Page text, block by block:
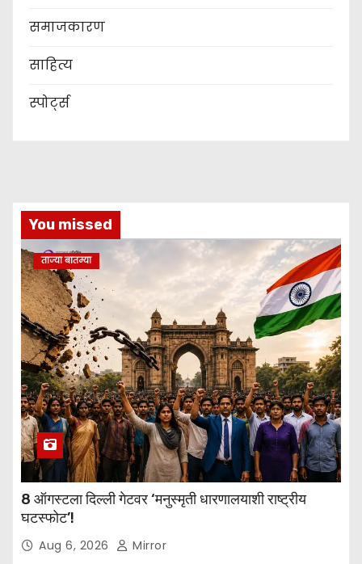
समाजकारण
साहित्य
स्पोर्ट्स
You missed
ताज्या बातम्या
8 ऑगस्टला दिल्ली गेटवर ‘मनुस्मृती धारणालयाशी राष्ट्रीय
घटस्फोट’!
Aug 6, 2026 Mirror